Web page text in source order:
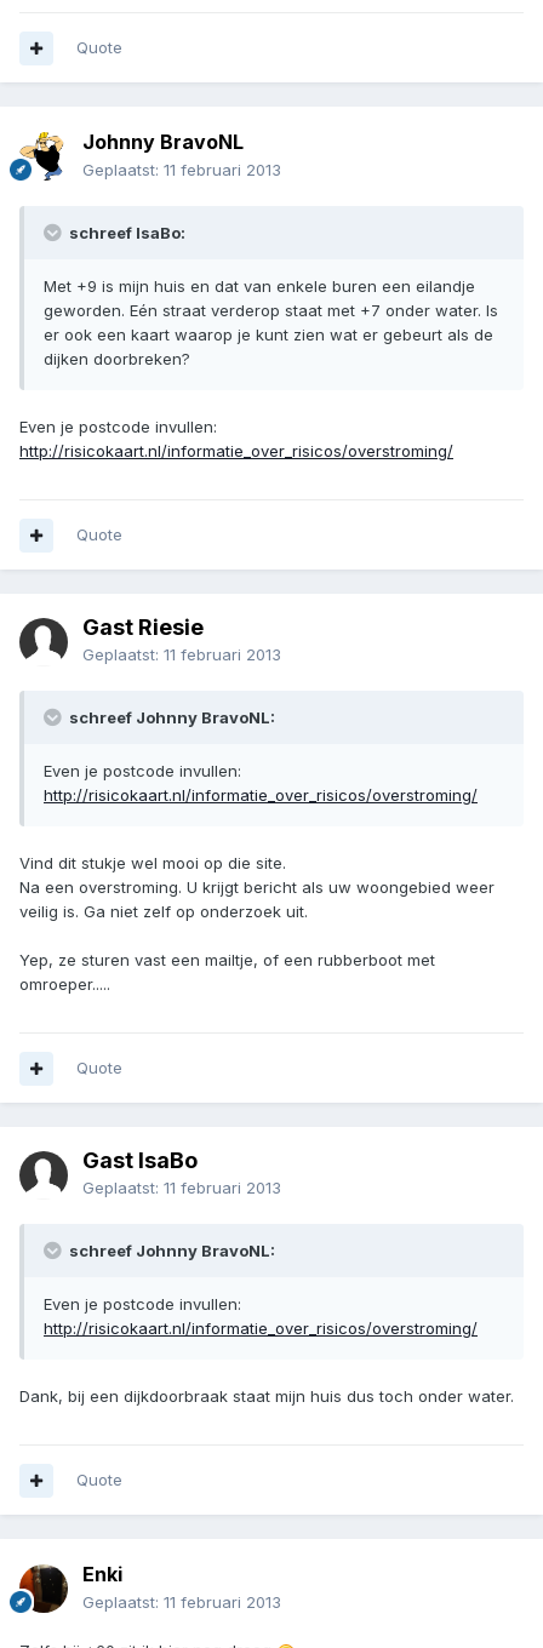
Quote
Johnny BravoNL
Geplaatst: 11 februari 2013
schreef IsaBo:
Met +9 is mijn huis en dat van enkele buren een eilandje
geworden. Eén straat verderop staat met +7 onder water. Is
er ook een kaart waarop je kunt zien wat er gebeurt als de
dijken doorbreken?
Even je postcode invullen:
http://risicokaart.nl/informatie_over_risicos/overstroming/
Quote
Gast Riesie
Geplaatst: 11 februari 2013
schreef Johnny BravoNL:
Even je postcode invullen:
http://risicokaart.nl/informatie_over_risicos/overstroming/
Vind dit stukje wel mooi op die site.
Na een overstroming. U krijgt bericht als uw woongebied weer
veilig is. Ga niet zelf op onderzoek uit.
Yep, ze sturen vast een mailtje, of een rubberboot met
omroeper.....
Quote
Gast IsaBo
Geplaatst: 11 februari 2013
schreef Johnny BravoNL:
Even je postcode invullen:
http://risicokaart.nl/informatie_over_risicos/overstroming/
Dank, bij een dijkdoorbraak staat mijn huis dus toch onder water.
Quote
Enki
Geplaatst: 11 februari 2013